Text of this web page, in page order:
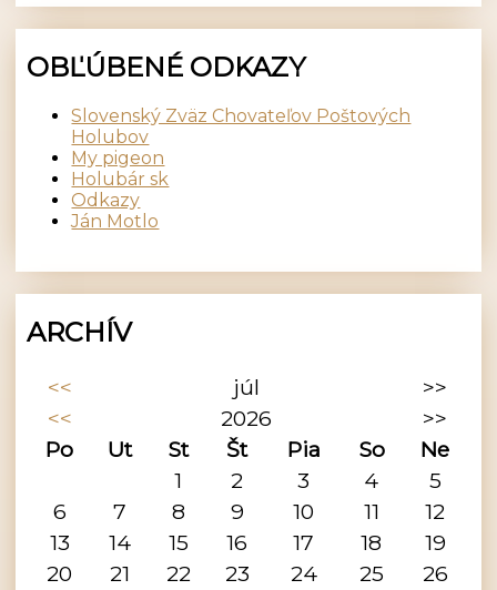
OBĽÚBENÉ ODKAZY
Slovenský Zväz Chovateľov Poštových
Holubov
My pigeon
Holubár sk
Odkazy
Ján Motlo
ARCHÍV
<< júl
>>
<<
2026
>>
Po
Ut St Št Pia So
Ne
1
2 3 4
5
6
7 8 9 10 11
12
13
14 15 16 17 18
19
20
21 22 23 24 25
26